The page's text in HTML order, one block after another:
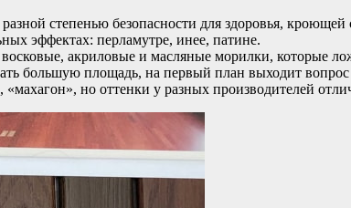
степенью безопасности для здоровья,
эффектах: перламутре, инее, патине.
акриловые и масляные морилки, которые
большую площадь, на первый план выходит
но оттенки у разных производителей